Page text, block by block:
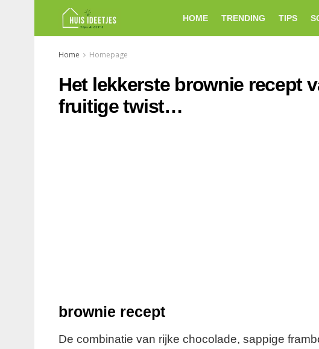
HOME TRENDING TIPS
Home Homepage
Het lekkerste brownie recept
fruitige twist…
brownie recept
De combinatie van rijke chocolade, sappige